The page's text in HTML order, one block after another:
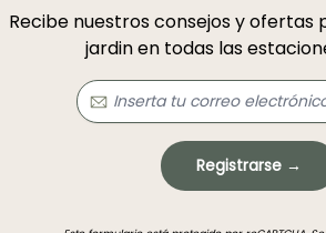
Recibe nuestros consejos y ofertas
jardin en todas las
Registrarse →